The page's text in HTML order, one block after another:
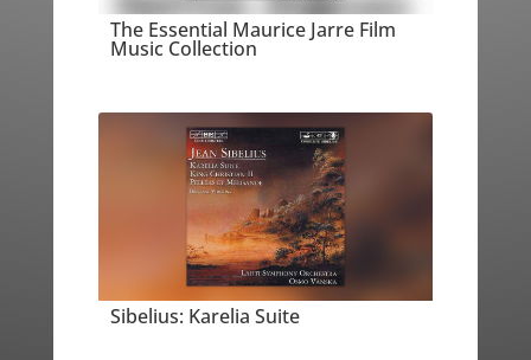
The Essential Maurice Jarre Film
Music Collection
Sibelius: Karelia Suite